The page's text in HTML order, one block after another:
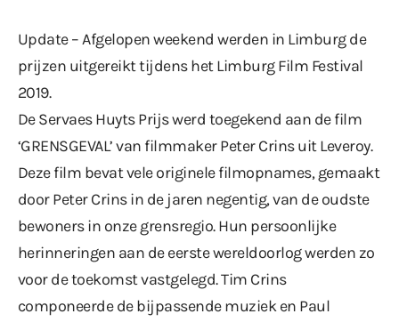
Update – Afgelopen weekend werden in Limburg de
prijzen uitgereikt tijdens het Limburg Film Festival
2019.
De Servaes Huyts Prijs werd toegekend aan de film
‘GRENSGEVAL’ van filmmaker Peter Crins uit Leveroy.
Deze film bevat vele originele filmopnames, gemaakt
door Peter Crins in de jaren negentig, van de oudste
bewoners in onze grensregio. Hun persoonlijke
herinneringen aan de eerste wereldoorlog werden zo
voor de toekomst vastgelegd. Tim Crins
componeerde de bijpassende muziek en Paul